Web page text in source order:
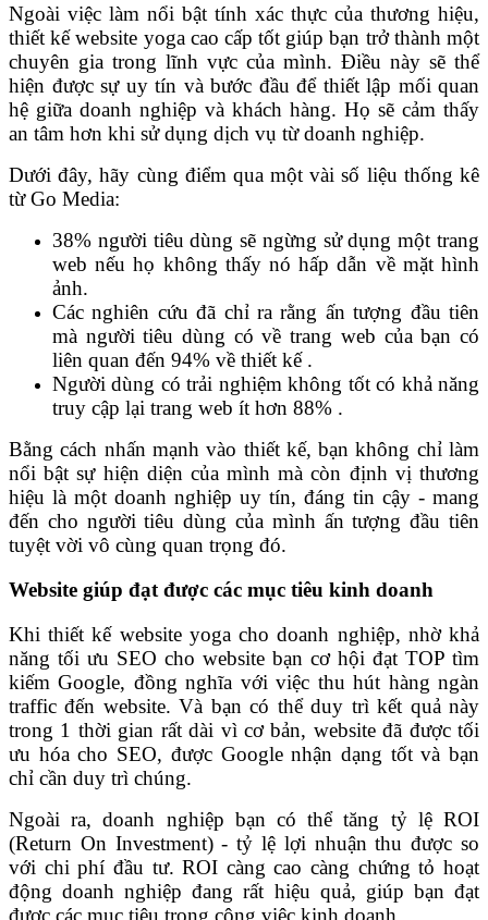
Ngoài việc làm nổi bật tính xác thực của thương hiệu,
thiết kế website yoga cao cấp tốt giúp bạn trở thành một
chuyên gia trong lĩnh vực của mình. Điều này sẽ thể
hiện được sự uy tín và bước đầu để thiết lập mối quan
hệ giữa doanh nghiệp và khách hàng. Họ sẽ cảm thấy
an tâm hơn khi sử dụng dịch vụ từ doanh nghiệp.
Dưới đây, hãy cùng điểm qua một vài số liệu thống kê
từ Go Media:
38% người tiêu dùng sẽ ngừng sử dụng một trang
web nếu họ không thấy nó hấp dẫn về mặt hình
ảnh.
Các nghiên cứu đã chỉ ra rằng ấn tượng đầu tiên
mà người tiêu dùng có về trang web của bạn có
liên quan đến 94% về thiết kế .
Người dùng có trải nghiệm không tốt có khả năng
truy cập lại trang web ít hơn 88% .
Bằng cách nhấn mạnh vào thiết kế, bạn không chỉ làm
nổi bật sự hiện diện của mình mà còn định vị thương
hiệu là một doanh nghiệp uy tín, đáng tin cậy - mang
đến cho người tiêu dùng của mình ấn tượng đầu tiên
tuyệt vời vô cùng quan trọng đó.
Website giúp đạt được các mục tiêu kinh doanh
Khithiết kế website yoga cho doanh nghiệp, nhờ khả
năng tối ưu SEO cho website bạn cơ hội đạt TOP tìm
kiếm Google, đồng nghĩa với việc thu hút hàng ngàn
traffic đến website. Và bạn có thể duy trì kết quả này
trong 1 thời gian rất dài vì cơ bản, website đã được tối
ưu hóa cho SEO, được Google nhận dạng tốt và bạn
chỉ cần duy trì chúng.
Ngoài ra, doanh nghiệp bạn có thể tăng tỷ lệ ROI
(Return On Investment) - tỷ lệ lợi nhuận thu được so
với chi phí đầu tư. ROI càng cao càng chứng tỏ hoạt
động doanh nghiệp đang rất hiệu quả, giúp bạn đạt
được các mục tiêu trong công việc kinh doanh.